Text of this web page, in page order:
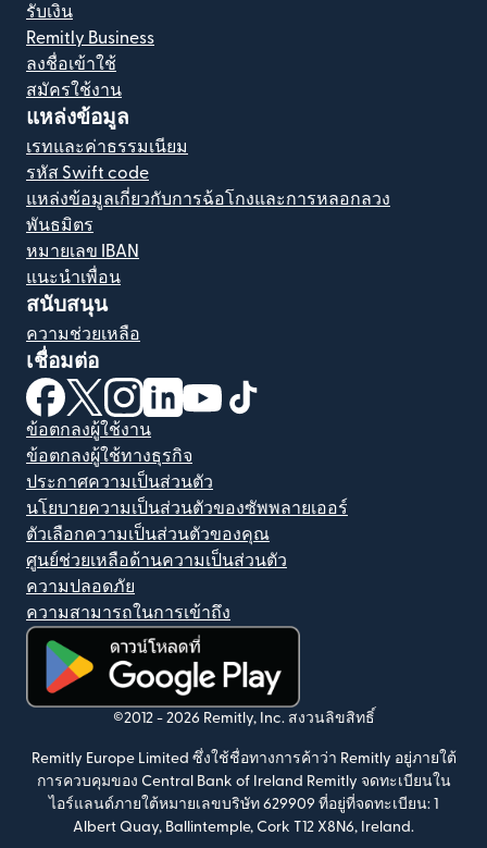
รับเงิน
Remitly Business
ลงชื่อเข้าใช้
สมัครใช้งาน
แหล่งข้อมูล
เรทและค่าธรรมเนียม
รหัส Swift code
แหล่งข้อมูลเกี่ยวกับการฉ้อโกงและการหลอกลวง
พันธมิตร
หมายเลข IBAN
แนะนำเพื่อน
สนับสนุน
ความช่วยเหลือ
เชื่อมต่อ
(เปิดในหน้าต่างใหม่)
(เปิดในหน้าต่างใหม่)
(เปิดในหน้าต่างใหม่)
(เปิดในหน้าต่างใหม่)
(เปิดในหน้าต่างใหม่)
ข้อตกลงผู้ใช้งาน
ข้อตกลงผู้ใช้ทางธุรกิจ
ประกาศความเป็นส่วนตัว
นโยบายความเป็นส่วนตัวของซัพพลายเออร์
ตัวเลือกความเป็นส่วนตัวของคุณ
ศูนย์ช่วยเหลือด้านความเป็นส่วนตัว
ความปลอดภัย
ความสามารถในการเข้าถึง
(เปิดในหน้าต่างใหม่)
©2012 - 2026 Remitly, Inc. สงวนลิขสิทธิ์
Remitly Europe Limited ซึ่งใช้ชื่อทางการค้าว่า Remitly อยู่ภายใต้
การควบคุมของ Central Bank of Ireland Remitly จดทะเบียนใน
ไอร์แลนด์ภายใต้หมายเลขบริษัท 629909 ที่อยู่ที่จดทะเบียน: 1
Albert Quay, Ballintemple, Cork T12 X8N6, Ireland.